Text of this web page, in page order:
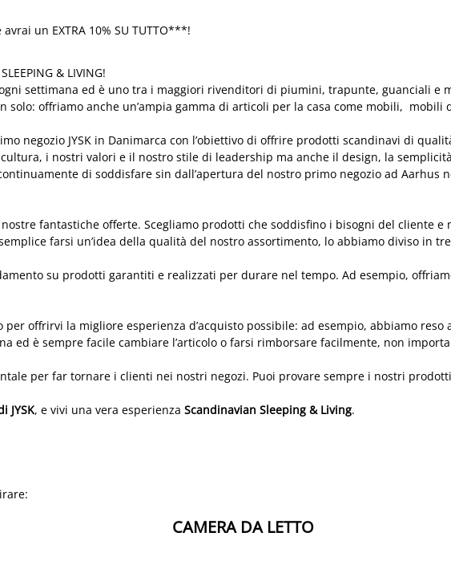
un EXTRA 10% SU TUTTO***!
& LIVING!
settimana ed è uno tra i maggiori rivenditori di piumini, trapunte, guanciali e
solo: offriamo anche un’ampia gamma di articoli per la casa come mobili,
negozio JYSK in Danimarca con l’obiettivo di offrire prodotti scandinavi di
i nostri valori e il nostro stile di leadership ma anche il design, la
di soddisfare sin dall’apertura del nostro primo negozio ad
nostre fantastiche offerte. Scegliamo prodotti che soddisfino i bisogni del
farsi un’idea della qualità del nostro assortimento, lo abbiamo diviso in
su prodotti garantiti e realizzati per durare nel tempo. Ad esempio,
per offrirvi la migliore esperienza d’acquisto possibile: ad esempio, abbiamo
ed è sempre facile cambiare l’articolo o farsi rimborsare facilmente, non
per far tornare i clienti nei nostri negozi. Puoi provare sempre i nostri
JYSK, e vivi una vera esperienza Scandinavian Sleeping & Living.
CAMERA DA LETTO